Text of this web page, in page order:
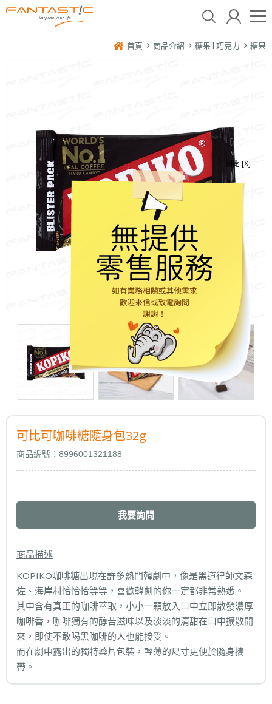
首頁 商品介紹 糖果 l 巧克力 糖果
可比可咖啡糖隨身包32g
商品編號：8996001321188
我要詢問
商品描述
KOPIKO咖啡糖出現在許多熱門韓劇中，像是黑道律師文森
佐、海岸村恰恰恰等等，喜歡韓劇的你一定都非常熟悉。
其中含有真正的咖啡萃取，小小一顆放入口中立即散發濃厚
咖啡香，咖啡獨有的醇苦滋味以及淡淡的清甜在口中擴散開
來，即使不敢喝黑咖啡的人也能接受。
而在劇中露出的獨特藥片包裝，輕薄的尺寸更便於隨身攜
帶。
關閉 [X]